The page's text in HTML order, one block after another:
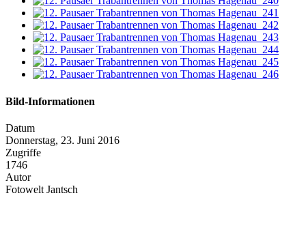
Bild-Informationen
Datum
Donnerstag, 23. Juni 2016
Zugriffe
1746
Autor
Fotowelt Jantsch